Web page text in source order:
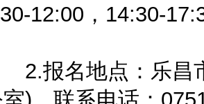
12:00，14:30-
报名地点：乐昌
)，联系电话：